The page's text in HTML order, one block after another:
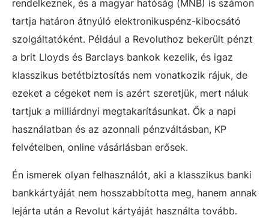
rendelkeznek, és a magyar hatóság (MNB) is számon
tartja határon átnyúló elektronikuspénz-kibocsátó
szolgáltatóként. Például a Revoluthoz bekerült pénzt
a brit Lloyds és Barclays bankok kezelik, és igaz
klasszikus betétbiztosítás nem vonatkozik rájuk, de
ezeket a cégeket nem is azért szeretjük, mert náluk
tartjuk a milliárdnyi megtakarításunkat. Ők a napi
használatban és az azonnali pénzváltásban, KP
felvételben, online vásárlásban erősek.
Én ismerek olyan felhasználót, aki a klasszikus banki
bankkártyáját nem hosszabbította meg, hanem annak
lejárta után a Revolut kártyáját használta tovább.